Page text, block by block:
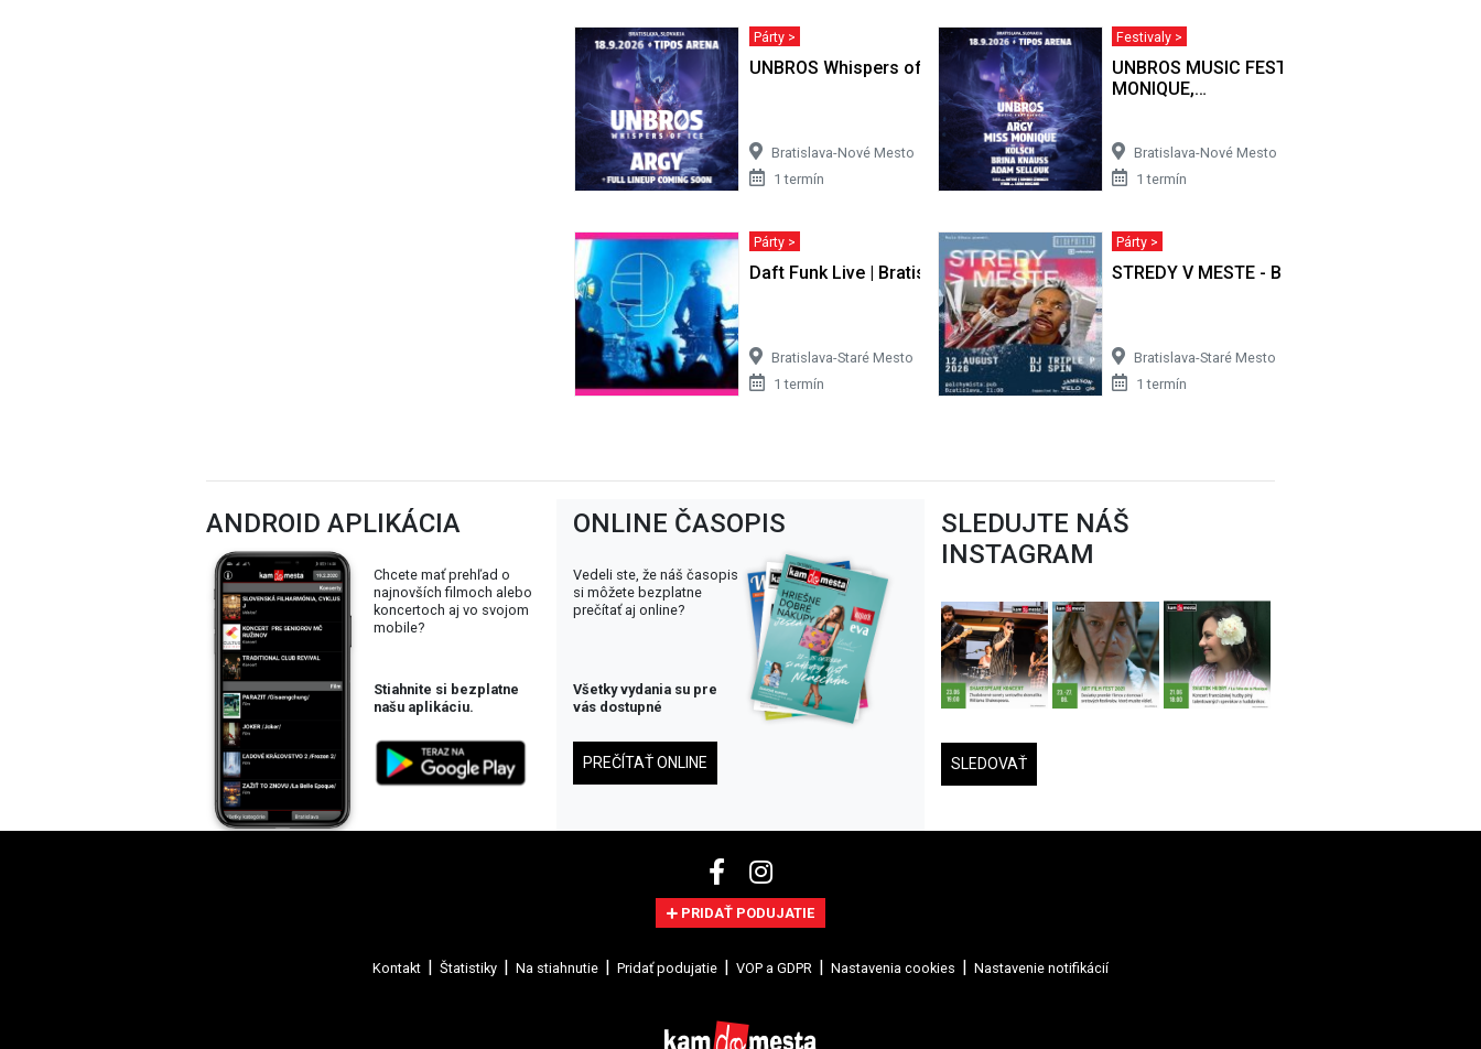
Párty >
UNBROS Whispers of Ice: Argy
Bratislava-Nové Mesto
1 termín
Festivaly >
UNBROS MUSIC FESTIVAL: ARGY, MISS
MONIQUE,…
Bratislava-Nové Mesto
1 termín
Párty >
Daft Funk Live | Bratislava
Bratislava-Staré Mesto
1 termín
Párty >
STREDY V MESTE - BRATISLAVA
Bratislava-Staré Mesto
1 termín
ANDROID APLIKÁCIA
Chcete mať prehľad o
najnovších filmoch alebo
koncertoch aj vo svojom
mobile?
Stiahnite si bezplatne
našu aplikáciu.
ONLINE ČASOPIS
Vedeli ste, že náš časopis
si môžete bezplatne
prečítať aj online?
Všetky vydania su pre
vás dostupné
PREČÍTAŤ ONLINE
SLEDUJTE NÁŠ
INSTAGRAM
SLEDOVAŤ
PRIDAŤ PODUJATIE
Kontakt Štatistiky Na stiahnutie Pridať podujatie VOP a GDPR Nastavenia cookies Nastavenie notifikácií